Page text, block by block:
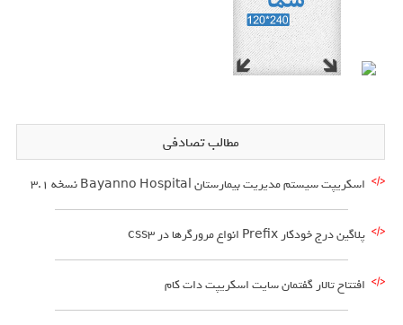
مطالب تصادفی
اسکریپت سیستم مدیریت بیمارستان Bayanno Hospital نسخه 3.1
پلاگین درج خودکار Prefix انواع مرورگرها در css3
افتتاح تالار گفتمان سایت اسکریپت دات کام